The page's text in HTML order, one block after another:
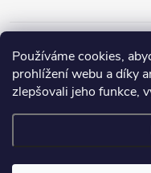
Používáme cookies,
prohlížení webu a díky
zlepšovali jeho funkce,
Copyright 2026ZERP